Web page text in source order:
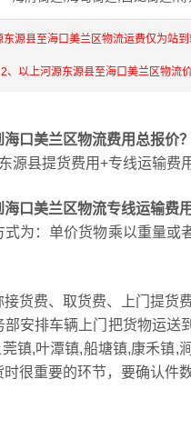
东源县至海口美兰区物流运费仅为站
2、以上河源东源县至海口美兰区物流
口美兰区物流费用总报价？
源县提货费用+专线运输费
口美兰区物流专线运输费用
式为：单价货物乘以重量
货费、取货费、上门提货费
安排车辆上门把货物运送
镇,叶潭镇,船塘镇,康禾镇
很重要的环节，要确认件